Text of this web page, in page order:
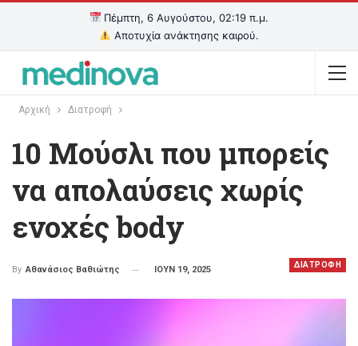
Πέμπτη, 6 Αυγούστου, 02:19 π.μ.
Αποτυχία ανάκτησης καιρού.
Αρχική Διατροφή
10 Μούσλι που μπορείς
να απολαύσεις χωρίς
ενοχές body
ΔΙΑΤΡΟΦΗ
By Αθανάσιος Βαθιώτης ΙΟΥΝ 19, 2025